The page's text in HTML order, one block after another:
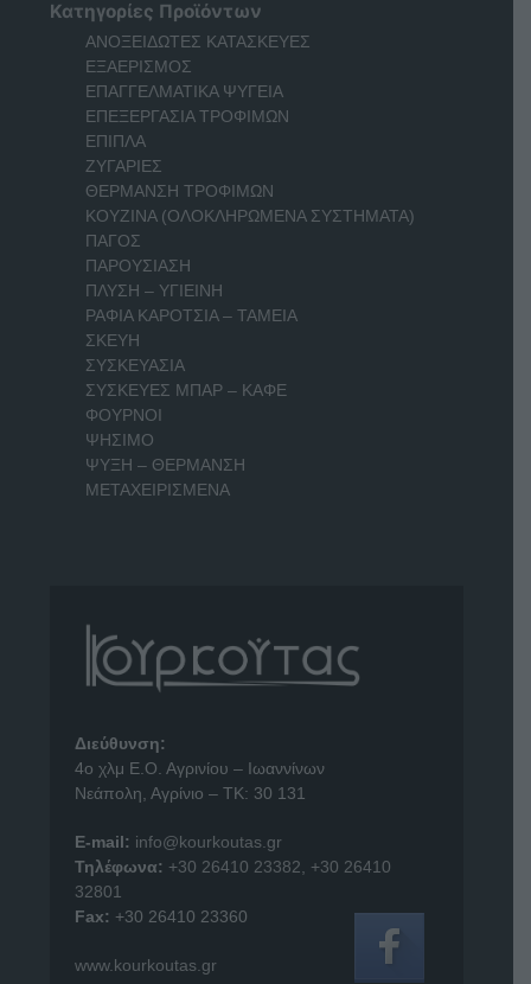
Κατηγορίες Προϊόντων
ΑΝΟΞΕΙΔΩΤΕΣ ΚΑΤΑΣΚΕΥΕΣ
ΕΞΑΕΡΙΣΜΟΣ
ΕΠΑΓΓΕΛΜΑΤΙΚΑ ΨΥΓΕΙΑ
ΕΠΕΞΕΡΓΑΣΙΑ ΤΡΟΦΙΜΩΝ
ΕΠΙΠΛΑ
ΖΥΓΑΡΙΕΣ
ΘΕΡΜΑΝΣΗ ΤΡΟΦΙΜΩΝ
ΚΟΥΖΙΝΑ (ΟΛΟΚΛΗΡΩΜΕΝΑ ΣΥΣΤΗΜΑΤΑ)
ΠΑΓΟΣ
ΠΑΡΟΥΣΙΑΣΗ
ΠΛΥΣΗ – ΥΓΙΕΙΝΗ
ΡΑΦΙΑ ΚΑΡΟΤΣΙΑ – ΤΑΜΕΙΑ
ΣΚΕΥΗ
ΣΥΣΚΕΥΑΣΙΑ
ΣΥΣΚΕΥΕΣ ΜΠΑΡ – ΚΑΦΕ
ΦΟΥΡΝΟΙ
ΨΗΣΙΜΟ
ΨΥΞΗ – ΘΕΡΜΑΝΣΗ
ΜΕΤΑΧΕΙΡΙΣΜΕΝΑ
Διεύθυνση:
4o χλμ Ε.Ο. Αγρινίου – Ιωαννίνων
Νεάπολη, Αγρίνιο – ΤΚ: 30 131
E-mail: info@kourkoutas.gr
Τηλέφωνα: +30 26410 23382
+30 26410
32801
Fax: +30 26410 23360
www.kourkoutas.gr